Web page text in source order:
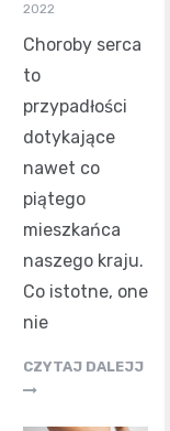
2022
Choroby serca
to
przypadłości
dotykające
nawet co
piątego
mieszkańca
naszego kraju.
Co istotne, one
nie
CZYTAJ DALEJJ